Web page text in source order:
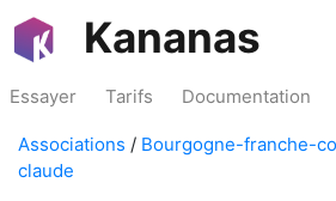
Kananas
Essayer Tarifs Documentation
Associations / Bourgogne-franche-
claude